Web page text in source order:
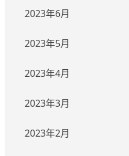
2023年6月
2023年5月
2023年4月
2023年3月
2023年2月